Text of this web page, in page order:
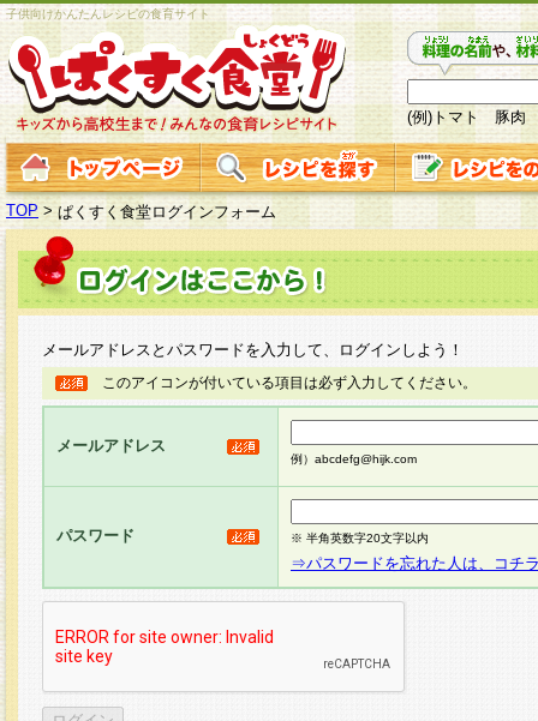
子供向けかんたんレシピの食育サイト
(例)トマト 豚肉
TOP > ぱくすく食堂ログインフォーム
メールアドレスとパスワードを入力して、ログインしよう！
このアイコンが付いている項目は必ず入力してください。
メールアドレス
例）abcdefg@hijk.com
パスワード ※ 半角英数字20文字以内
⇒パスワードを忘れた人は、コチ